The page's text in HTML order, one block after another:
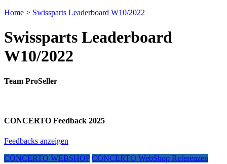
Home > Swissparts Leaderboard W10/2022
Swissparts Leaderboard
W10/2022
Team ProSeller
CONCERTO Feedback 2025
Feedbacks anzeigen
CONCERTO WEBSHOP CONCERTO WebShop Referenzen